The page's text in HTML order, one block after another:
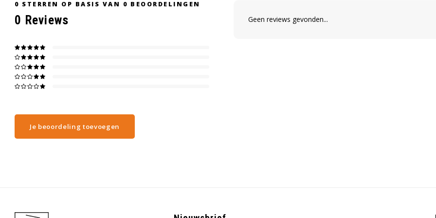
0 STERREN OP BASIS VAN 0 BEOORDELINGEN
0 Reviews
Je beoordeling toevoegen
Geen reviews gevonden...